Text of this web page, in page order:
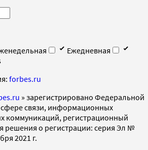
Ежедневная
forbes.ru
» зарегистрировано Федеральной
связи, информационных
коммуникаций, регистрационный
решения о регистрации: серия Эл №
2021 г.